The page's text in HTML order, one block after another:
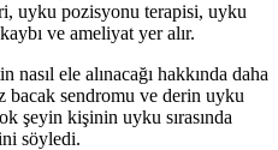
uyku pozisyonu terapisi, uyku
ve ameliyat yer alır.
nasıl ele alınacağı hakkında daha
sendromu ve derin uyku
şeyin kişinin uyku sırasında
söyledi.